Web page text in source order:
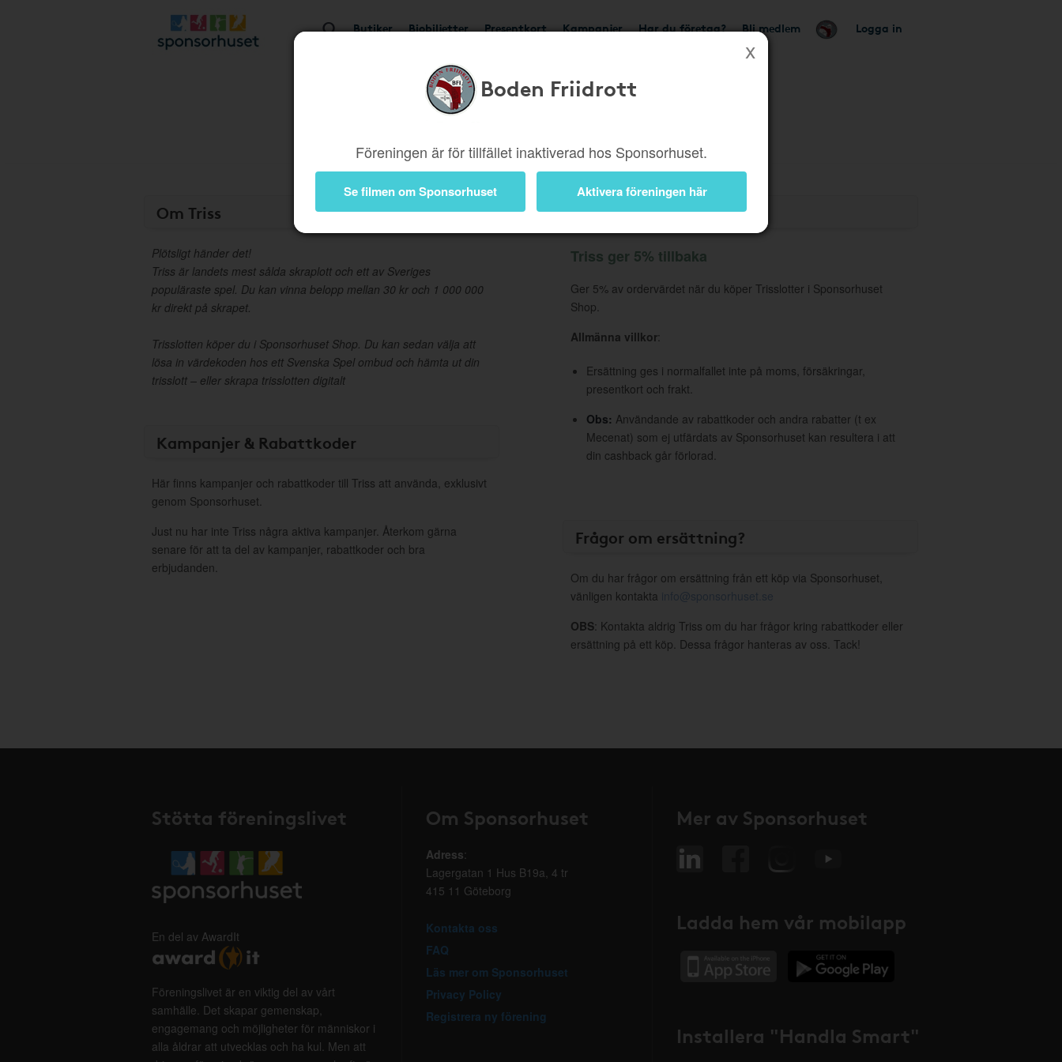
Butiker Biobiljetter Presentkort Kampanjer Har du företag? Bli medlem Logga in
Boden Friidrott
Föreningen är för tillfället inaktiverad hos Sponsorhuset.
Se filmen om Sponsorhuset Aktivera föreningen här
Om Triss
Plötsligt händer det!
Triss är landets mest sålda skraplott och ett av Sveriges
populäraste spel. Du kan vinna belopp mellan 30 kr och 1 000 000
kr direkt på skrapet.
Trisslotten köper du i Sponsorhuset Shop. Du kan sedan välja att
lösa in värdekoden hos ett Svenska Spel ombud och hämta ut din
trisslott – eller skrapa trisslotten digitalt
Kampanjer & Rabattkoder
Här finns kampanjer och rabattkoder till Triss att använda, exklusivt
genom Sponsorhuset.
Just nu har inte Triss några aktiva kampanjer. Återkom gärna
senare för att ta del av kampanjer, rabattkoder och bra
erbjudanden.
Information
Triss ger 5% tillbaka
Ger 5% av ordervärdet när du köper Trisslotter i Sponsorhuset
Shop.
Allmänna villkor:
Ersättning ges i normalfallet inte på moms, försäkringar,
presentkort och frakt.
Obs: Användande av rabattkoder och andra rabatter (t ex
Mecenat) som ej utfärdats av Sponsorhuset kan resultera i att
din cashback går förlorad.
Frågor om ersättning?
Om du har frågor om ersättning från ett köp via Sponsorhuset,
vänligen kontakta info@sponsorhuset.se
OBS: Kontakta aldrig Triss om du har frågor kring rabattkoder eller
ersättning på ett köp. Dessa frågor hanteras av oss. Tack!
Stötta föreningslivet
En del av AwardIt
Föreningslivet är en viktig del av vårt
samhälle. Det skapar gemenskap,
engagemang och möjligheter för människor i
alla åldrar att utvecklas och ha kul. Men att
Om Sponsorhuset
Adress:
Lagergatan 1 Hus B19a, 4 tr
415 11 Göteborg
Kontakta oss
FAQ
Läs mer om Sponsorhuset
Privacy Policy
Registrera ny förening
Mer av Sponsorhuset
Ladda hem vår mobilapp
Installera "Handla Smart"